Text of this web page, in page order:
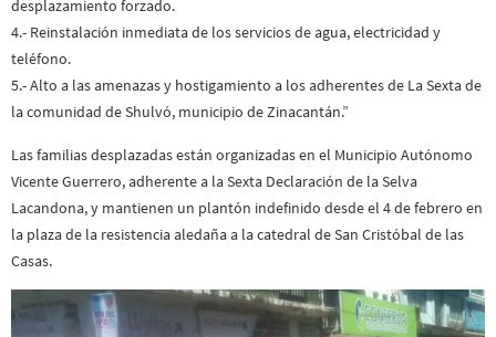
desplazamiento forzado.
4.- Reinstalación inmediata de los servicios de agua, electricidad y
teléfono.
5.- Alto a las amenazas y hostigamiento a los adherentes de La Sexta de
la comunidad de Shulvó, municipio de Zinacantán.”
Las familias desplazadas están organizadas en el Municipio Autónomo
Vicente Guerrero, adherente a la Sexta Declaración de la Selva
Lacandona, y mantienen un plantón indefinido desde el 4 de febrero en
la plaza de la resistencia aledaña a la catedral de San Cristóbal de las
Casas.